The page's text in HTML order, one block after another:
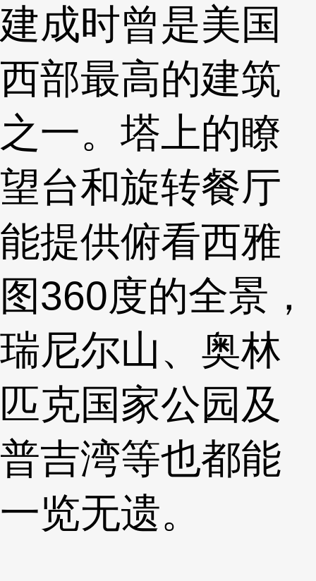
建成时曾是美国
西部最高的建筑
之一。塔上的瞭
望台和旋转餐厅
能提供俯看西雅
图360度的全景，
瑞尼尔山、奥林
匹克国家公园及
普吉湾等也都能
一览无遗。